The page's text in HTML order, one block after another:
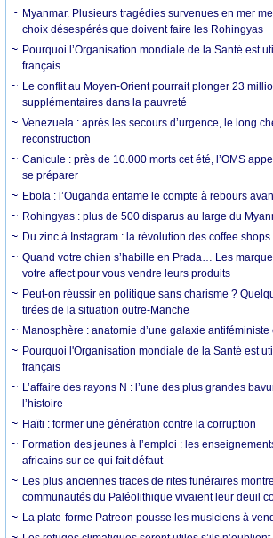
Myanmar. Plusieurs tragédies survenues en mer
choix désespérés que doivent faire les Rohingyas
Pourquoi l’Organisation mondiale de la Santé est
français
Le conflit au Moyen-Orient pourrait plonger 23
supplémentaires dans la pauvreté
Venezuela : après les secours d’urgence, le long
reconstruction
Canicule : près de 10.000 morts cet été, l’OMS
se préparer
Ebola : l’Ouganda entame le compte à rebours
Rohingyas : plus de 500 disparus au large du
Du zinc à Instagram : la révolution des coffee shops
Quand votre chien s’habille en Prada… Les
votre affect pour vous vendre leurs produits
Peut-on réussir en politique sans charisme ?
tirées de la situation outre-Manche
Manosphère : anatomie d’une galaxie
Pourquoi l'Organisation mondiale de la Santé est
français
L’affaire des rayons N : l’une des plus grandes
l’histoire
Haïti : former une génération contre la corruption
Formation des jeunes à l’emploi : les
africains sur ce qui fait défaut
Les plus anciennes traces de rites funéraires
communautés du Paléolithique vivaient leur deuil
La plate-forme Patreon pousse les musiciens à